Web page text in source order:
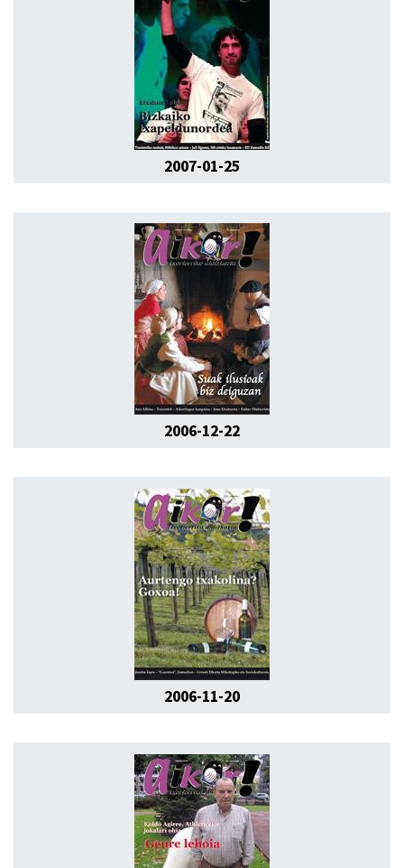
2007-01-25
2006-12-22
2006-11-20